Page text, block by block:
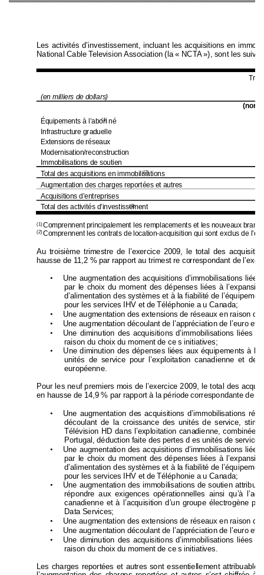
Les activités d’investissement, incluant les acquisitions en im
National Cable Television Association (la « NCTA »), sont les
(en milliers de dollars)
(non
Équipements à l’abon né
(1)
Infrastructure graduelle
Extensions de réseaux
Modernisation/reconstruction
Immobilisations de soutien
Total des acquisitions en immobilisations
(2)
Augmentation des charges reportées et autres
Acquisitions d’entreprises
Total des activités d’investissement
(2)
(1) Comprennent principalement l es remplacements et les nouveaux
(2) Comprennent les contrats de location-acquisition qui sont exclus de l’ét
Au troisième trimestre de l’exercice 2009, le total des acquisi
hausse de 11,2 % par rapport au trimest re correspondant de
• Une augmentation des acquisitions d’immobilisations liées
par le choix du moment des dépenses liées à l’expansi
d’alimentation des systèmes et à la fiabilité de l’équipem
pour les services IHV et de Téléphonie a u Canada;
• Une augmentation des extensions de réseaux en raison de
• Une augmentation découlant de l’appréciation de l’euro et
• Une diminution des acquisitions d’immobilisations liées à
raison du choix du moment de ce s initiatives;
• Une diminution des dépenses liées aux équipements à
unités de service pour l’exploitation canadienne et
européenne.
Pour les neuf premiers mois de l’exercice 2009, le total des acqu
en hausse de 14,9 % par rapport à la période correspondante de
• Une augmentation des acquisitions d’immobilisations ré
découlant de la croissance des unités de service, stim
Télévision HD dans l’exploitation canadienne, combinée
Portugal, déduction faite des pertes d es unités de service
• Une augmentation des acquisitions d’immobilisations liées
par le choix du moment des dépenses liées à l’expansi
d’alimentation des systèmes et à la fiabilité de l’équipem
pour les services IHV et de Téléphonie a u Canada;
• Une augmentation des immobilisations de soutien attribua
répondre aux exigences opérationnelles ainsi qu’à
canadienne et à l’acquisition d’un groupe électrogène pou
Data Services;
• Une augmentation des extensions de réseaux en raison de
• Une augmentation découlant de l’appréciation de l’euro et
• Une diminution des acquisitions d’immobilisations liées à
raison du choix du moment de ce s initiatives.
Les charges reportées et autres sont essentiellement attribuables